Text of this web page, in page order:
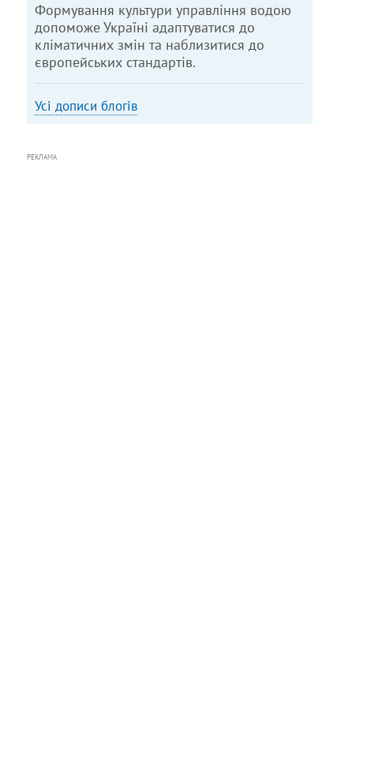
Формування культури управління водою
допоможе Україні адаптуватися до
кліматичних змін та наблизитися до
європейських стандартів.
Усі дописи блогів
РЕКЛАМА